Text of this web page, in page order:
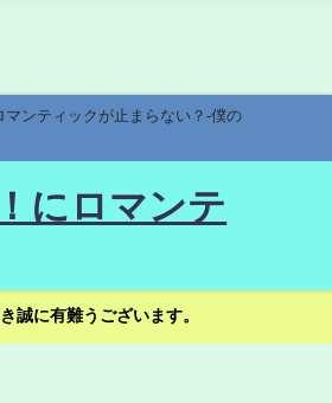
ンティックが止まらない？-僕の
にロマンテ
誠に有難うございます。